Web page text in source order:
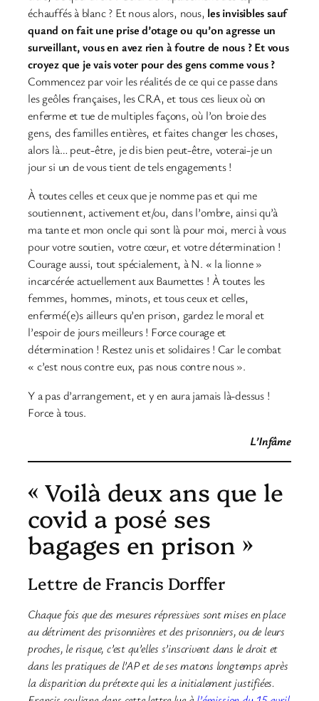
échauffés à blanc ? Et nous alors, nous, les invisibles sauf
quand on fait une prise d’otage ou qu’on agresse un
surveillant, vous en avez rien à foutre de nous ? Et vous
croyez que je vais voter pour des gens comme vous ?
Commencez par voir les réalités de ce qui ce passe dans
les geôles françaises, les CRA, et tous ces lieux où on
enferme et tue de multiples façons, où l’on broie des
gens, des familles entières, et faites changer les choses,
alors là… peut-être, je dis bien peut-être, voterai-je un
jour si un de vous tient de tels engagements !
À toutes celles et ceux que je nomme pas et qui me
soutiennent, activement et/ou, dans l’ombre, ainsi qu’à
ma tante et mon oncle qui sont là pour moi, merci à vous
pour votre soutien, votre cœur, et votre détermination !
Courage aussi, tout spécialement, à N. « la lionne »
incarcérée actuellement aux Baumettes ! À toutes les
femmes, hommes, minots, et tous ceux et celles,
enfermé(e)s ailleurs qu’en prison, gardez le moral et
l’espoir de jours meilleurs ! Force courage et
détermination ! Restez unis et solidaires ! Car le combat
« c’est nous contre eux, pas nous contre nous ».
Y a pas d’arrangement, et y en aura jamais là-dessus !
Force à tous.
L’Infâme
« Voilà deux ans que le
covid a posé ses
bagages en prison »
Lettre de Francis Dorffer
Chaque fois que des mesures répressives sont mises en place
au détriment des prisonnières et des prisonniers, ou de leurs
proches, le risque, c’est qu’elles s’inscrivent dans le droit et
dans les pratiques de l’AP et de ses matons longtemps après
la disparition du prétexte qui les a initialement justifiées.